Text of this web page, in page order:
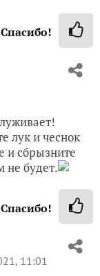
Спасибо!
лук и чеснок
и сбрызните
не будет.
Спасибо!
11:01